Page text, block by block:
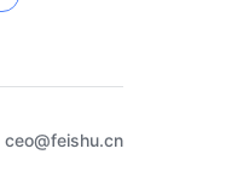
ceo@feishu.cn